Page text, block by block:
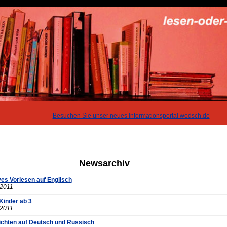
Besuchen Sie unser neues Informationsportal wodsch.de
Newsarchiv
Vorlesen auf Englisch
ab 3
auf Deutsch und Russisch